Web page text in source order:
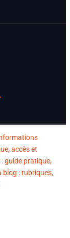
accès et
guide pratique,
blog : rubriques,